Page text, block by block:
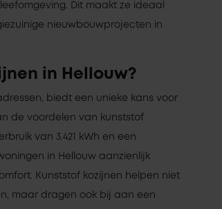
Dit maakt ze ideaal
nieuwbouwprojecten in
in Hellouw?
biedt een unieke kans voor
de voordelen van kunststof
van 3.421 kWh en een
in Hellouw aanzienlijk
Kunststof kozijnen helpen niet
maar dragen ook bij aan een